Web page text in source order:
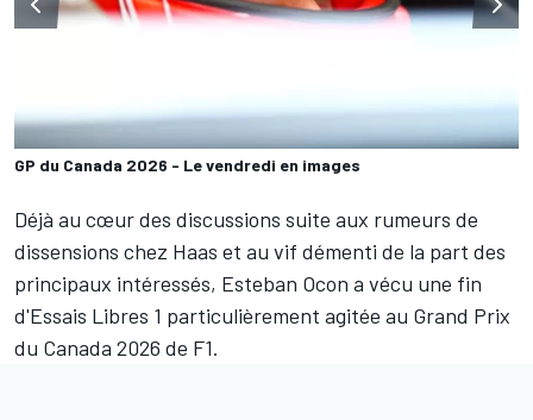
GP du Canada 2026 - Le vendredi en images
Déjà au cœur des discussions suite aux rumeurs de
dissensions chez Haas et au vif démenti de la part des
principaux intéressés, Esteban Ocon a vécu une fin
d'Essais Libres 1 particulièrement agitée au Grand Prix
du Canada 2026 de F1.